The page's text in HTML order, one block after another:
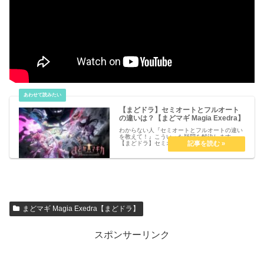
【まどドラ】セミオートとフルオート
の違いは？【まどマギ Magia Exedra】
わからない人『セミオートとフルオートの違い
を教えて！』こういった疑問を解決します。
【まどドラ】セミオートとフルオートの違い
は？【まどマギ Magia Exedra】セミオートと
まどマギ Magia Exedra【まどドラ】
スポンサーリンク